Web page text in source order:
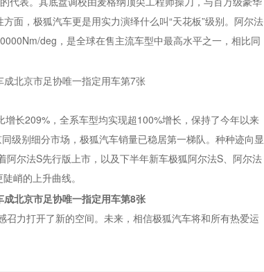
面，极狐汽车更是用实力演绎什么叫“天花板”级别。阿尔法
deg，是全球在售主流车型中最高水平之一，相比同
长209%，全系车型均实现超100%增长，保持了今年以来
级别细分市场，极狐汽车销量已稳居第一梯队。种种迹向显
尔法S先行版上市，以及下半年新车极狐阿尔法S、阿尔法
峭的上升曲线。
力打开了新的空间。未来，相信极狐汽车将和所有热爱运